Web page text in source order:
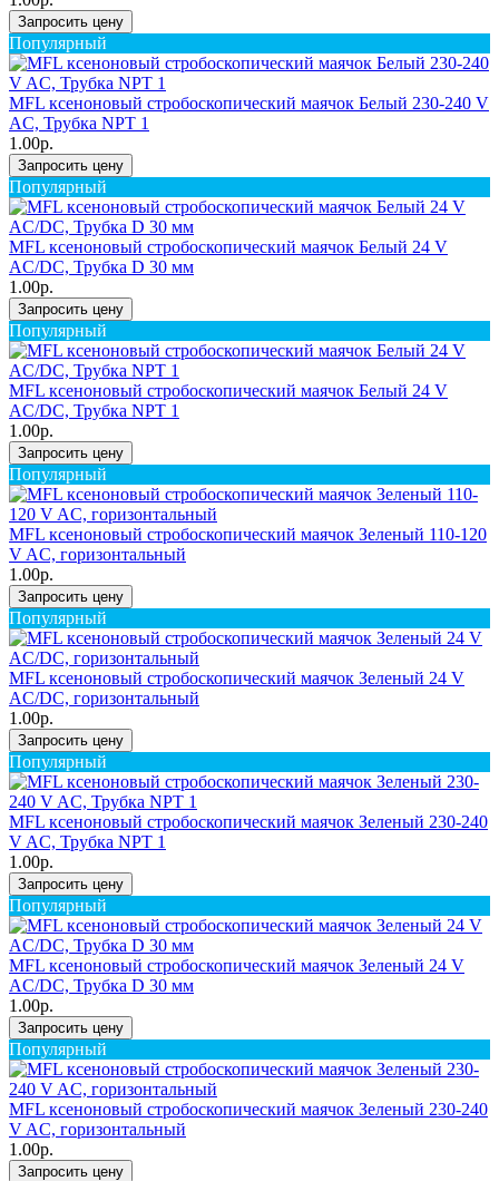
Запросить цену
Популярный
MFL ксеноновый стробоскопический маячок Белый 230-240 V
AC, Трубка NPT 1
1.00р.
Запросить цену
Популярный
MFL ксеноновый стробоскопический маячок Белый 24 V
AC/DC, Трубка D 30 мм
1.00р.
Запросить цену
Популярный
MFL ксеноновый стробоскопический маячок Белый 24 V
AC/DC, Трубка NPT 1
1.00р.
Запросить цену
Популярный
MFL ксеноновый стробоскопический маячок Зеленый 110-120
V AC, горизонтальный
1.00р.
Запросить цену
Популярный
MFL ксеноновый стробоскопический маячок Зеленый 24 V
AC/DC, горизонтальный
1.00р.
Запросить цену
Популярный
MFL ксеноновый стробоскопический маячок Зеленый 230-240
V AC, Трубка NPT 1
1.00р.
Запросить цену
Популярный
MFL ксеноновый стробоскопический маячок Зеленый 24 V
AC/DC, Трубка D 30 мм
1.00р.
Запросить цену
Популярный
MFL ксеноновый стробоскопический маячок Зеленый 230-240
V AC, горизонтальный
1.00р.
Запросить цену